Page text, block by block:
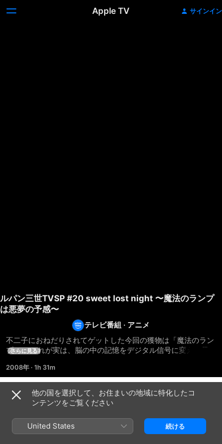
Apple TV サインイン
ルパン三世TVSP #20 sweet lost night 〜魔法のランプ
は悪夢の予感〜
テレビ番組 · アニメ
不二子におねだりされてゲットした今回の獲物は「魔法のラン
プ」 。これが実は、脳の中の記憶をデジタル信号に変えて保存
度はルパンが手にしたランプだが、様々な思惑により戦争屋の
ガーリック大佐をはじめ大勢での争奪戦を繰り広げる。銭形が
記憶喪失になり、その上、あの堅物五エ門の「邪念」までなく
なってしまい、ルパンはピンチに追いこまれてしまう…。 原
作：モンキー・パンチ ©TMS
さらに見る
2008年 · 1h 31m
シーズン 1
他の国を選択して、お住まいの地域に特化したコ
ンテンツをご覧ください
United States 続ける